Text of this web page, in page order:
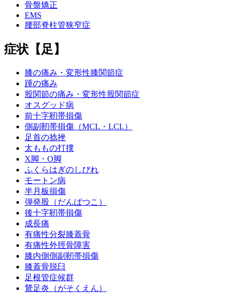
骨盤矯正
EMS
腰部脊柱管狭窄症
症状【足】
膝の痛み・変形性膝関節症
踵の痛み
股関節の痛み・変形性股関節症
オスグッド病
前十字靭帯損傷
側副靭帯損傷（MCL・LCL）
足首の捻挫
太ももの打撲
X脚・O脚
ふくらはぎのしびれ
モートン病
半月板損傷
弾発股（だんぱつこ）
後十字靭帯損傷
成長痛
有痛性分裂膝蓋骨
有痛性外脛骨障害
膝内側側副靭帯損傷
膝蓋骨脱臼
足根管症候群
鵞足炎（がそくえん）